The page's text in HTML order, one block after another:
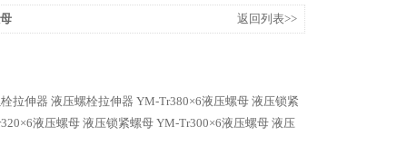
返回列表>>
拉伸器 液压螺栓拉伸器 YM-Tr380×6液压螺母 液压锁紧
液压螺母 液压锁紧螺母 YM-Tr300×6液压螺母 液压